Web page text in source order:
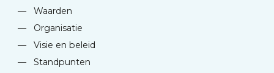
—
Waarden
—
Organisatie
—
Visie en beleid
—
Standpunten